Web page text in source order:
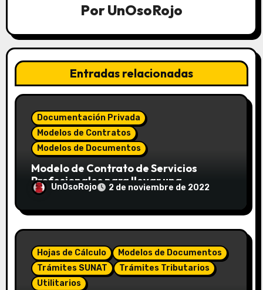
PorUnOsoRojo
Entradas relacionadas
Documentación Privada
Modelos de Contratos
Modelos de Documentos
Modelo de Contrato de Servicios
Profesionales para llevar una
Contabilidad externa
UnOsoRojo 2 de noviembre de 2022
Hojas de Cálculo
Modelos de Documentos
Trámites SUNAT
Trámites Tributarios
Utilitarios